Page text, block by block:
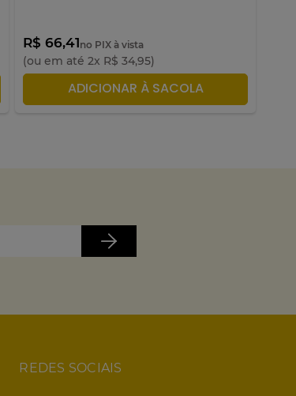
R$ 66,41no PIX à vista
(ou em até2x R$ 34,95)
ADICIONAR À SACOLA
REDES SOCIAIS